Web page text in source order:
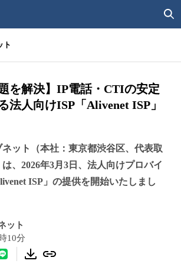
ト
を解決】IP電話・CTIの安定
法人向けISP「Alivenet ISP」
ット（本社：東京都渋谷区、代表取
、2026年3月3日、法人向けプロバイ
ISP」の提供を開始いたしまし
ット
10分